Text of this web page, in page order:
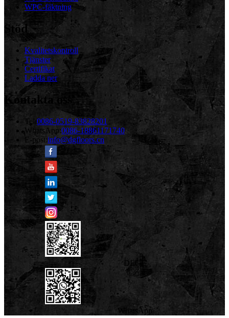
WPC-fäktning
Stöd
Kvalitetskontroll
Tjänster
Certifikat
Ladda ner
Kontakta oss
Tel: 0086-0519-83828201
WhatsApp:0086-18861171740
E-post:info@dgfloors.cn
DEGE
WhatsApp